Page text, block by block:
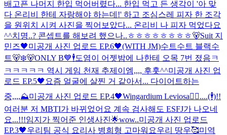
배고픈 나머지 한입 먹어버렸다... 한입 먹고 든 생각이 '아 맞
다 온리비 한테 자랑해야 하는데!' 하고 조심스레 피자 한 조각
을 원위치 시켜 사진을 찍어보았다... 온리비 나 피자 먹었다요
^^치명..? 콘셉트를 해보려 했으나..ㅎㅎㅎㅎㅎㅎㅎㅎ🐻Suit 지
민즈🖤미공개 사진 업로드 EP.6🖤(WITH JM)수트수트 블랙수
트🐻‍❄️🐻ONLY B💙🕴도염이 어젯밤에 나한테 오목 7번 졌음ㅋ
ㅋㅋㅋㅋㅋ 역시 게임 천재 추제이엠,,,, 후훗^^미공개 사진 업
로드 EP.5🖤 요즘 얼굴에 살찐 거 같아서... 다이어트하는
중,,,,⛰미공개 사진 업로드 EP.4🖤Wingardium Leviosa🧙‍♂️....(🕴)!!
여러분 저 MBTI가 바뀌었어요 계속 검사해도 ESFJ가 나오네
요...!!!임지가 찍어준 인생사진🌟wow..미공개 사진 업로드
EP.3🖤우리팀 공식 요리사 병희형 고마워요우리 땅우🥰미역